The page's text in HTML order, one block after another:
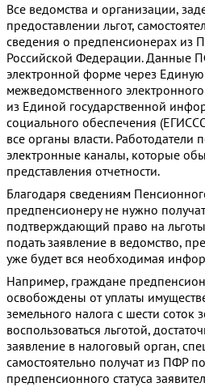
Все ведомства и организации,
предоставлении льгот,
сведения о предпенсионерах из
Российской Федерации. Данные
электронной форме через Единую
межведомственного
из Единой государственной
социального обеспечения
все органы власти. Работодатели
электронные каналы, которые
представления отчетности.
Благодаря сведениям
предпенсионеру не нужно
подтверждающий право на
подать заявление в ведомство,
уже будет вся необходимая
Например, граждане
освобождены от уплаты
земельного налога с шести соток
воспользоваться льготой,
заявление в налоговый орган,
самостоятельно получат из ПФР
предпенсионного статуса